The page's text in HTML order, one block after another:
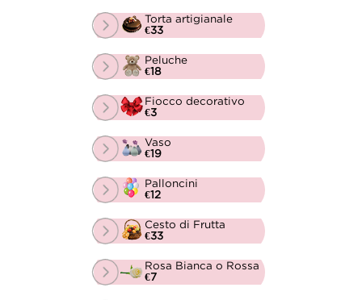
Torta artigianale
€33
Peluche
€18
Fiocco decorativo
€3
Vaso
€19
Palloncini
€12
Cesto di Frutta
€33
Rosa Bianca o Rossa
€7